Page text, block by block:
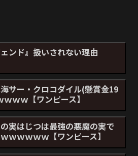
ンド』扱いされない理由
海サー・クロコダイル(懸賞金19
ｗｗ【ワンピース】
実はじつは最強の悪魔の実で
ｗｗｗｗｗ【ワンピース】